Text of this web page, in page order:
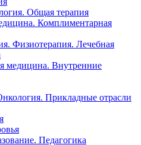
Общая терапия
Комплиментарная
Физиотерапия. Лечебная
медицина. Внутренние
Прикладные отрасли
Педагогика